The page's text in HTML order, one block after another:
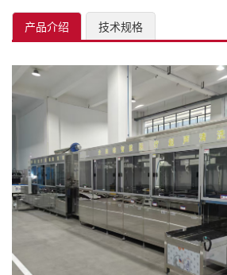
产品介绍 技术规格